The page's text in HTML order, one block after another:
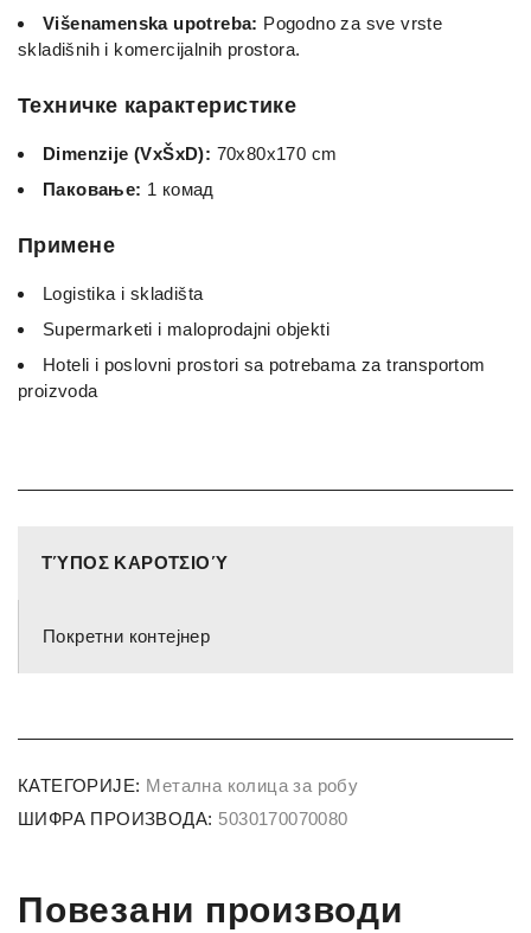
Višenamenska upotreba: Pogodno za sve vrste
skladišnih i komercijalnih prostora.
Техничке карактеристике
Dimenzije (VxŠxD): 70x80x170 cm
Паковање: 1 комад
Примене
Logistika i skladišta
Supermarketi i maloprodajni objekti
Hoteli i poslovni prostori sa potrebama za transportom
proizvoda
ΤΎΠΟΣ ΚΑΡΟΤΣΙΟΎ
Покретни контејнер
КАТЕГОРИЈЕ: Метална колица за робу
ШИФРА ПРОИЗВОДА: 5030170070080
Повезани производи